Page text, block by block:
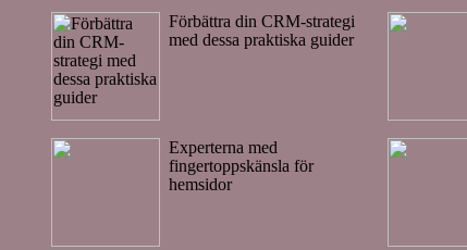
Förbättra din CRM-strategi
med dessa praktiska guider
Experterna med
fingertoppskänsla för
hemsidor